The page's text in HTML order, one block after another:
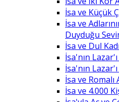
İsa ve Küçük
İsa ve
Duyduğu
İsa ve Dul
İsa'nın
İsa'nın
İsa ve Romalı
İsa ve 4.000